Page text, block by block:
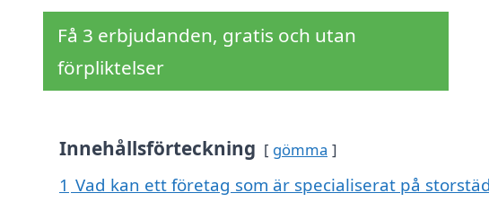
Få 3 erbjudanden, gratis och utan
förpliktelser
Innehållsförteckning gömma
1 Vad kan ett företag som är specialiserat på